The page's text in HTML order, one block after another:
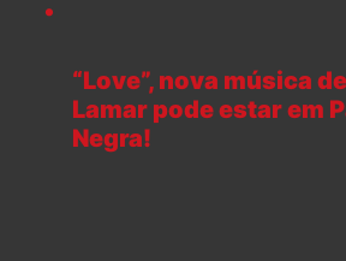
“Love”, nova música
Lamar pode estar em
Negra!